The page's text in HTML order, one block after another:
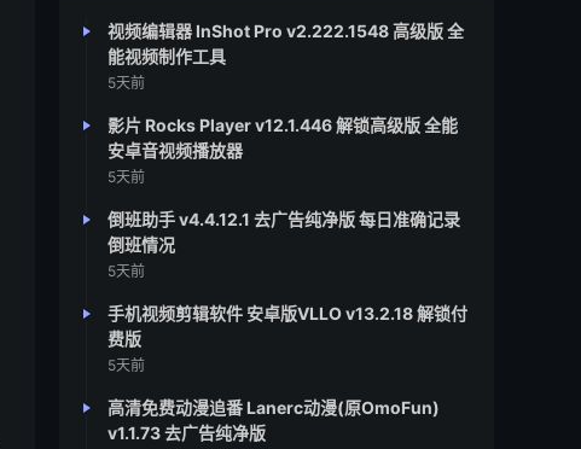
视频编辑器 InShot Pro v2.222.1548 高级版 全
能视频制作工具
5天前
影片 Rocks Player v12.1.446 解锁高级版 全能
安卓音视频播放器
5天前
倒班助手 v4.4.12.1 去广告纯净版 每日准确记录
倒班情况
5天前
手机视频剪辑软件 安卓版VLLO v13.2.18 解锁付
费版
5天前
高清免费动漫追番 Lanerc动漫(原OmoFun)
v1.1.73 去广告纯净版